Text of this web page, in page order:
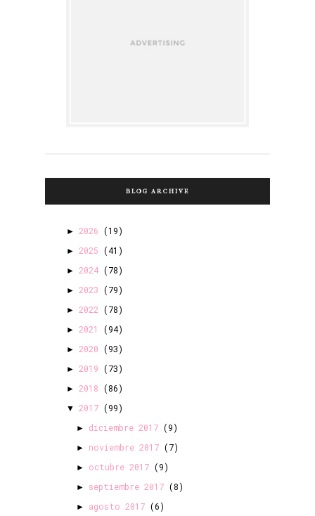
BLOG ARCHIVE
► 2026 (19)
► 2025 (41)
► 2024 (78)
► 2023 (79)
► 2022 (78)
► 2021 (94)
► 2020 (93)
► 2019 (73)
► 2018 (86)
▼ 2017 (99)
► diciembre 2017 (9)
► noviembre 2017 (7)
► octubre 2017 (9)
► septiembre 2017 (8)
► agosto 2017 (6)